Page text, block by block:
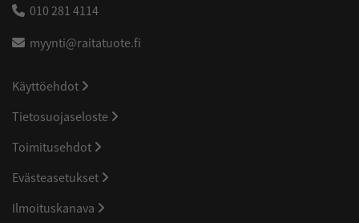
010 281 4114
myynti@raitatuote.fi
Käyttöehdot
Tietosuojaseloste
Toimitusehdot
Evästeasetukset
Ilmoituskanava